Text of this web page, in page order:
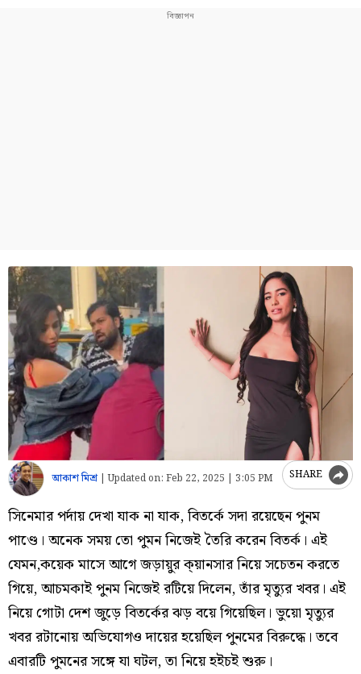
আকাশ মিশ্র |Updated on: Feb 22, 2025 | 3:05 PM SHARE
সিনেমার পর্দায় দেখা যাক না যাক, বিতর্কে সদা রয়েছেন পুনম
পাণ্ডে। অনেক সময় তো পুমন নিজেই তৈরি করেন বিতর্ক। এই
যেমন,কয়েক মাসে আগে জড়ায়ুর ক্য়ানসার নিয়ে সচেতন করতে
গিয়ে, আচমকাই পুনম নিজেই রটিয়ে দিলেন, তাঁর মৃত্যুর খবর। এই
নিয়ে গোটা দেশ জুড়ে বিতর্কের ঝড় বয়ে গিয়েছিল। ভুয়ো মৃত্যুর
খবর রটানোয় অভিযোগও দায়ের হয়েছিল পুনমের বিরুদ্ধে। তবে
এবারটি পুমনের সঙ্গে যা ঘটল, তা নিয়ে হইচই শুরু।